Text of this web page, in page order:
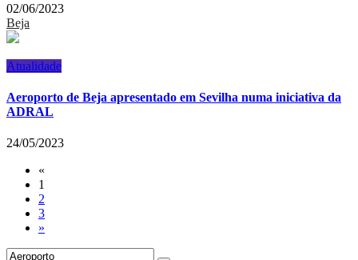
02/06/2023
Beja
Atualidade
Aeroporto de Beja apresentado em Sevilha numa iniciativa da
ADRAL
24/05/2023
«
1
2
3
»